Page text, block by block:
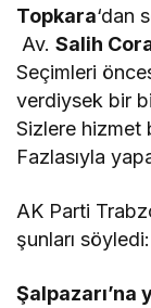
Topkara‘dan
Av.Salih
Seçimleri
verdiysek bir
Sizlere hizmet
Fazlasıyla
AK Parti
şunları söyledi:
Şalpazarı’na